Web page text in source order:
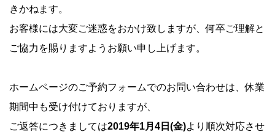
きかねます。
お客様には大変ご迷惑をおかけ致しますが、何卒ご理解と
ご協力を賜りますようお願い申し上げます。
ホームページのご予約フォームでのお問い合わせは、休業
期間中も受け付けておりますが、
ご返答につきましては2019年1月4日(金)より順次対応させ